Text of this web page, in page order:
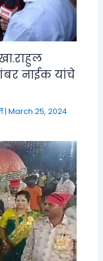
नाईक यांचे
|March 25, 2024